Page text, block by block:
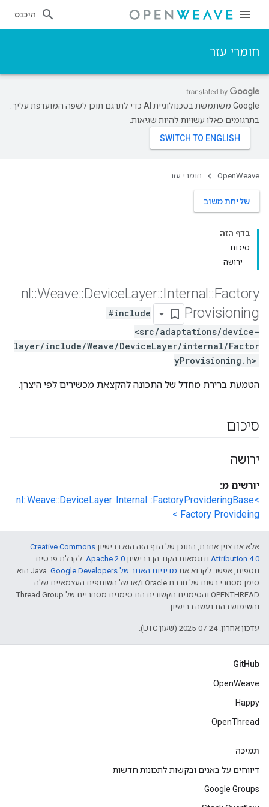
היכנס
חומרי עזר
‫Google משתמשת בטכנולוגיית AI כדי לתרגם תוכן לשפה המועדפת עליך.
בתרגומים כאלו עשויות להיות שגיאות.
OpenWeave חומרי עזר
שליחת משוב
בדף הזה
סיכום
ירושה
nl ::Weave::DeviceLayer::Internal ::Factory
Provisioning
#include
<src/adaptations/device-
layer/include/Weave/DeviceLayer/internal/Factor
yProvisioning.h>
הטמעת ברירת מחדל של התכונה להקצאת מכשירים לפי היצרן.
סיכום
ירושה
יורשים מ:
nl::Weave::DeviceLayer::Internal:::FactoryProvideringBase<
Factory Provideing >
אלא אם צוין אחרת, התוכן של הדף הזה הוא ברישיון Creative Commons
Attribution 4.0‏ ודוגמאות הקוד הן ברישיון Apache 2.0‏. לקבלת פרטים
נוספים, אפשר לקרוא את מדיניות האתר של Google Developers‏
.‏ Java הוא
סימן מסחרי רשום של חברת Oracle ו/או של השותפים העצמאיים שלה.
‫OPENTHREAD והסימנים הקשורים הם סימנים מסחריים של Thread Group
והשימוש בהם נעשה ברישיון.
עדכון אחרון: 2025-07-24 (שעון UTC).
GitHub
OpenWeave
Happy
OpenThread
תמיכה
דיווחים על באגים ובקשות לתכונות חדשות
Google Groups